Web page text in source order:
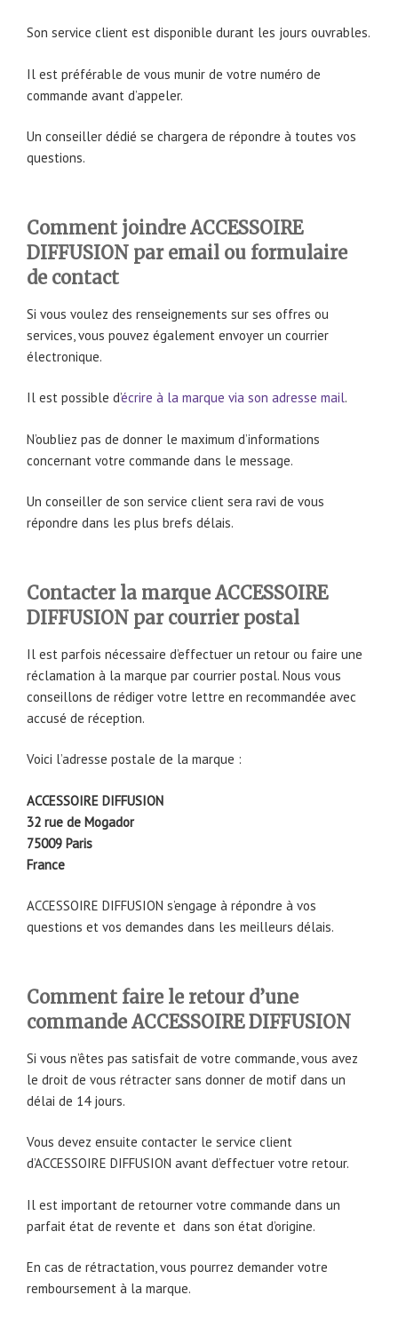
Son service client est disponible durant les jours ouvrables.
Il est préférable de vous munir de votre numéro de
commande avant d’appeler.
Un conseiller dédié se chargera de répondre à toutes vos
questions.
Comment joindre ACCESSOIRE
DIFFUSION par email ou formulaire
de contact
Si vous voulez des renseignements sur ses offres ou
services, vous pouvez également envoyer un courrier
électronique.
Il est possible d’écrire à la marque via son adresse mail.
N’oubliez pas de donner le maximum d’informations
concernant votre commande dans le message.
Un conseiller de son service client sera ravi de vous
répondre dans les plus brefs délais.
Contacter la marque ACCESSOIRE
DIFFUSION par courrier postal
Il est parfois nécessaire d’effectuer un retour ou faire une
réclamation à la marque par courrier postal. Nous vous
conseillons de rédiger votre lettre en recommandée avec
accusé de réception.
Voici l’adresse postale de la marque :
ACCESSOIRE DIFFUSION
32 rue de Mogador
75009 Paris
France
ACCESSOIRE DIFFUSION s’engage à répondre à vos
questions et vos demandes dans les meilleurs délais.
Comment faire le retour d’une
commande ACCESSOIRE DIFFUSION
Si vous n’êtes pas satisfait de votre commande, vous avez
le droit de vous rétracter sans donner de motif dans un
délai de 14 jours.
Vous devez ensuite contacter le service client
d’ACCESSOIRE DIFFUSION avant d’effectuer votre retour.
Il est important de retourner votre commande dans un
parfait état de revente et dans son état d’origine.
En cas de rétractation, vous pourrez demander votre
remboursement à la marque.